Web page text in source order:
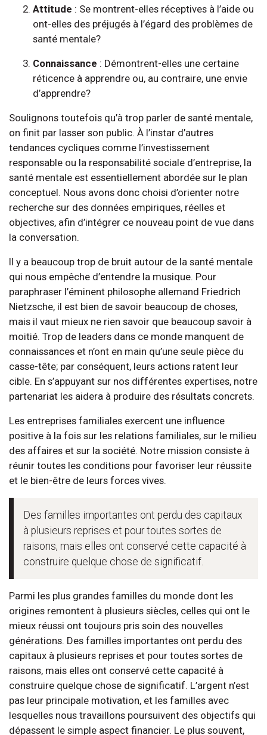
Attitude : Se montrent-elles réceptives à l’aide ou
ont-elles des préjugés à l’égard des problèmes de
santé mentale?
Connaissance : Démontrent-elles une certaine
réticence à apprendre ou, au contraire, une envie
d’apprendre?
Soulignons toutefois qu’à trop parler de santé mentale,
on finit par lasser son public. À l’instar d’autres
tendances cycliques comme l’investissement
responsable ou la responsabilité sociale d’entreprise, la
santé mentale est essentiellement abordée sur le plan
conceptuel. Nous avons donc choisi d’orienter notre
recherche sur des données empiriques, réelles et
objectives, afin d’intégrer ce nouveau point de vue dans
la conversation.
Il y a beaucoup trop de bruit autour de la santé mentale
qui nous empêche d’entendre la musique. Pour
paraphraser l’éminent philosophe allemand Friedrich
Nietzsche, il est bien de savoir beaucoup de choses,
mais il vaut mieux ne rien savoir que beaucoup savoir à
moitié. Trop de leaders dans ce monde manquent de
connaissances et n’ont en main qu’une seule pièce du
casse-tête; par conséquent, leurs actions ratent leur
cible. En s’appuyant sur nos différentes expertises, notre
partenariat les aidera à produire des résultats concrets.
Les entreprises familiales exercent une influence
positive à la fois sur les relations familiales, sur le milieu
des affaires et sur la société. Notre mission consiste à
réunir toutes les conditions pour favoriser leur réussite
et le bien-être de leurs forces vives.
Des familles importantes ont perdu des capitaux
à plusieurs reprises et pour toutes sortes de
raisons, mais elles ont conservé cette capacité à
construire quelque chose de significatif.
Parmi les plus grandes familles du monde dont les
origines remontent à plusieurs siècles, celles qui ont le
mieux réussi ont toujours pris soin des nouvelles
générations. Des familles importantes ont perdu des
capitaux à plusieurs reprises et pour toutes sortes de
raisons, mais elles ont conservé cette capacité à
construire quelque chose de significatif. L’argent n’est
pas leur principale motivation, et les familles avec
lesquelles nous travaillons poursuivent des objectifs qui
dépassent le simple aspect financier. Le plus souvent,